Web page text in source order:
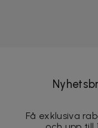
Få exklusiva